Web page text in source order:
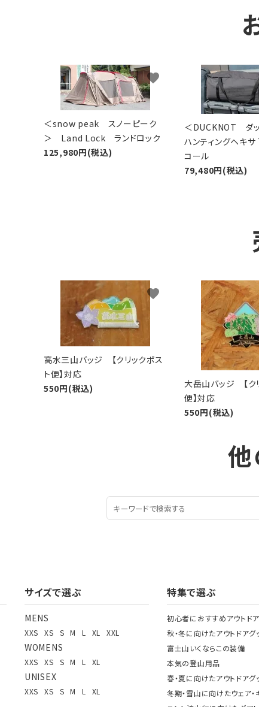
＜snow peak スノーピーク
＞ Land Lock ランドロック
125,980円(税込)
favorite
＜DUCKNOT ダ
ハンティングヘキ
コール
79,480円(税込)
高水三山バッジ 【クリックポス
ト便】対応
550円(税込)
favorite
大岳山バッジ 【ク
便】対応
550円(税込)
他
サイズで選ぶ
MENS
XXS XS S M L XL XXL
WOMENS
XXS XS S M L XL
UNISEX
XXS XS S M L XL
特集で選ぶ
初心者におすすめアウトド
秋・冬に向けたアウトドアグ
富士山いくならこの装備
本気の登山用品
春・夏に向けたアウトドアグ
冬期・雪山に向けたウェア・